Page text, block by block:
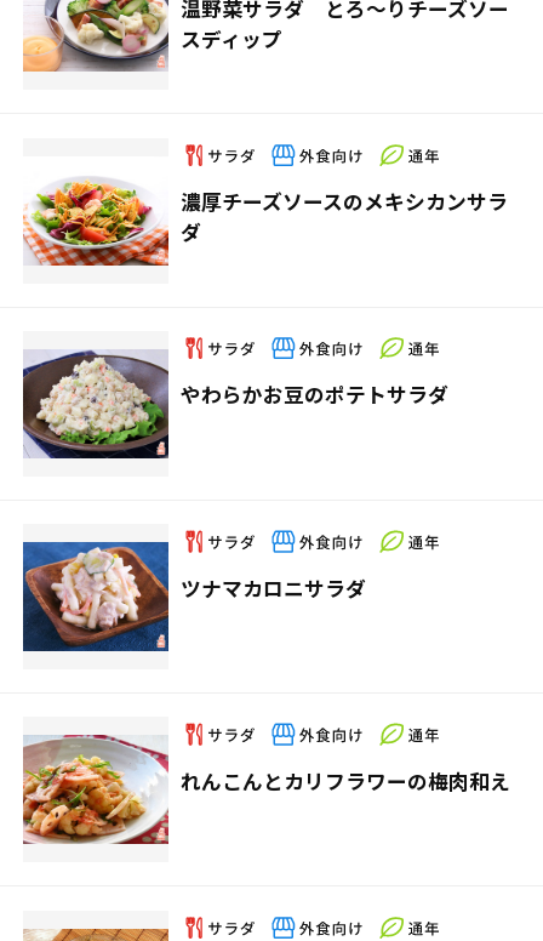
温野菜サラダ とろ～りチーズソー
スディップ
濃厚チーズソースのメキシカンサラ
ダ
やわらかお豆のポテトサラダ
ツナマカロニサラダ
れんこんとカリフラワーの梅肉和え